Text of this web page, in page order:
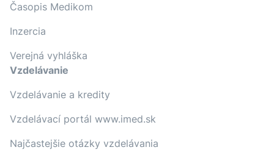
Časopis Medikom
Inzercia
Verejná vyhláška
Vzdelávanie
Vzdelávanie a kredity
Vzdelávací portál www.imed.sk
Najčastejšie otázky vzdelávania